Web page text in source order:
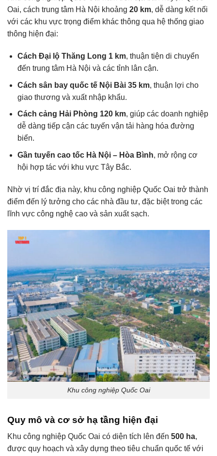
Oai, cách trung tâm Hà Nội khoảng 20 km, dễ dàng kết nối
với các khu vực trọng điểm khác thông qua hệ thống giao
thông hiện đại:
Cách Đại lộ Thăng Long 1 km, thuận tiện di chuyển
đến trung tâm Hà Nội và các tỉnh lân cận.
Cách sân bay quốc tế Nội Bài 35 km, thuận lợi cho
giao thương và xuất nhập khẩu.
Cách cảng Hải Phòng 120 km, giúp các doanh nghiệp
dễ dàng tiếp cận các tuyến vận tải hàng hóa đường
biển.
Gần tuyến cao tốc Hà Nội – Hòa Bình, mở rộng cơ
hội hợp tác với khu vực Tây Bắc.
Nhờ vị trí đắc địa này, khu công nghiệp Quốc Oai trở thành
điểm đến lý tưởng cho các nhà đầu tư, đặc biệt trong các
lĩnh vực công nghệ cao và sản xuất sạch.
Khu công nghiệp Quốc Oai
Quy mô và cơ sở hạ tầng hiện đại
Khu công nghiệp Quốc Oai có diện tích lên đến 500 ha,
được quy hoạch và xây dựng theo tiêu chuẩn quốc tế với